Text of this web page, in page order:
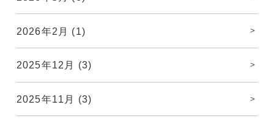
2026年2月 (1)
2025年12月 (3)
2025年11月 (3)